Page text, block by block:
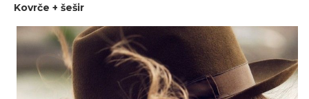
Kovrče + šešir